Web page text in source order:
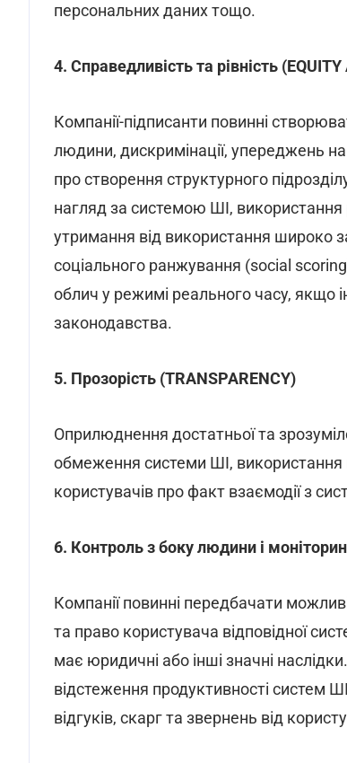
персональних даних тощо.
4. Справедливість та рівність
Компанії-підписанти повинні
людини, дискримінації, упереджень
про створення структурного
нагляд за системою ШІ,
утримання від використання широко
соціального ранжування (social
облич у режимі реального часу, якщо
законодавства.
5. Прозорість (TRANSPARENCY)
Оприлюднення достатньої та
обмеження системи ШІ, використання
користувачів про факт взаємодії з
6. Контроль з боку людини і
Компанії повинні передбачати
та право користувача відповідної
має юридичні або інші значні
відстеження продуктивності систем
відгуків, скарг та звернень від